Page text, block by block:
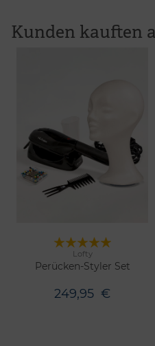
Kunden kauften
Merken
Lofty
Perücken-Styler Set
249,95 €